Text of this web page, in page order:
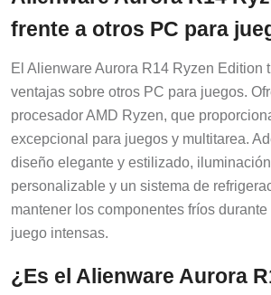
frente a otros PC para
El Alienware Aurora R14 Ryzen Edition
ventajas sobre otros PC para juegos.
procesador AMD Ryzen, que
excepcional para juegos y multitarea.
diseño elegante y estilizado,
personalizable y un sistema de
mantener los componentes fríos
juego intensas.
¿Es el Alienware Aurora